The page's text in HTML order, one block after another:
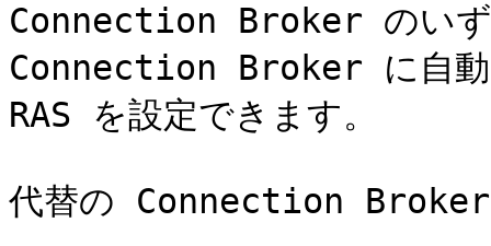
Connection Broker のいず
Connection Broker に自
RAS を設定できます。
代替の Connection Broker